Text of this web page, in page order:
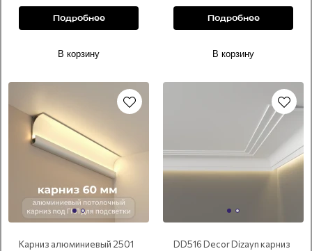
Подробнее
В корзину
Подробнее
В корзину
Карниз алюминиевый 2501
DD516 Decor Dizayn карниз